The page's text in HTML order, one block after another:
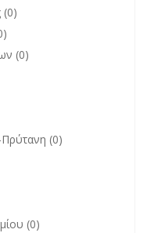
(0)
(0)
(0)
(0)